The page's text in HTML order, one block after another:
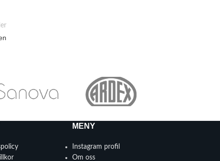
MENY
Instagram profil
Om oss